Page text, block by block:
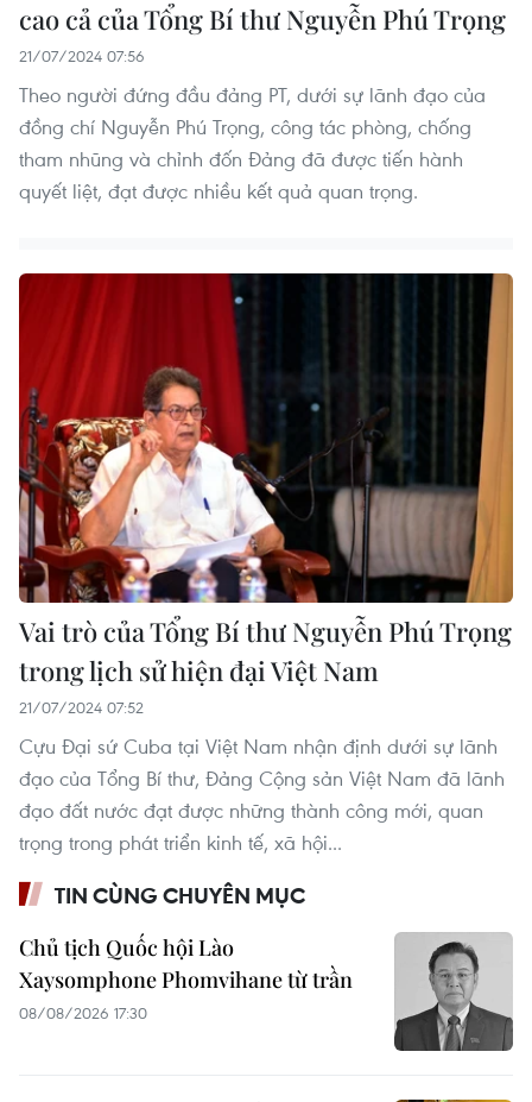
cao cả của Tổng Bí thư Nguyễn Phú Trọng
21/07/2024 07:56
Theo người đứng đầu đảng PT, dưới sự lãnh đạo của
đồng chí Nguyễn Phú Trọng, công tác phòng, chống
tham nhũng và chỉnh đốn Đảng đã được tiến hành
quyết liệt, đạt được nhiều kết quả quan trọng.
Vai trò của Tổng Bí thư Nguyễn Phú Trọng
trong lịch sử hiện đại Việt Nam
21/07/2024 07:52
Cựu Đại sứ Cuba tại Việt Nam nhận định dưới sự lãnh
đạo của Tổng Bí thư, Đảng Cộng sản Việt Nam đã lãnh
đạo đất nước đạt được những thành công mới, quan
trọng trong phát triển kinh tế, xã hội...
TIN CÙNG CHUYÊN MỤC
Chủ tịch Quốc hội Lào
Xaysomphone Phomvihane từ trần
08/08/2026 17:30